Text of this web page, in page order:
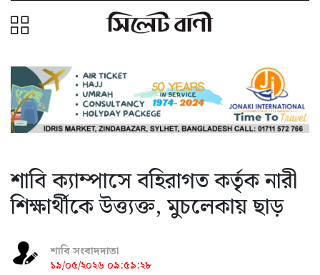
শাবি ক্যাম্পাসে বহিরাগত কর্তৃক নারী
শিক্ষার্থীকে উত্ত্যক্ত, মুচলেকায় ছাড়
শাবি সংবাদদাতা
১৯/০৫/২০২৬ ০৯:৫৯:২৮